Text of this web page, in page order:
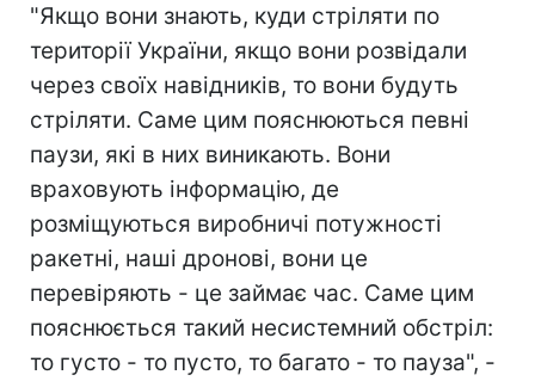
"Якщо вони знають, куди стріляти по
території України, якщо вони розвідали
через своїх навідників, то вони будуть
стріляти. Саме цим пояснюються певні
паузи, які в них виникають. Вони
враховують інформацію, де
розміщуються виробничі потужності
ракетні, наші дронові, вони це
перевіряють - це займає час. Саме цим
пояснюється такий несистемний обстріл:
то густо - то пусто, то багато - то пауза", -